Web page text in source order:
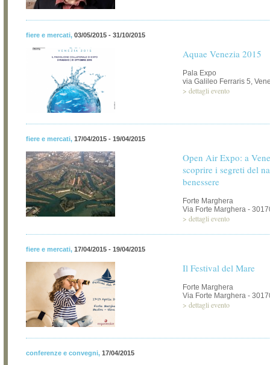
fiere e mercati, 03/05/2015 - 31/10/2015
Aquae Venezia 2015
Pala Expo
via Galileo Ferraris 5,
> dettagli evento
fiere e mercati, 17/04/2015 - 19/04/2015
Open Air Expo: a
scoprire i segreti del
benessere
Forte Marghera
Via Forte Marghera -
> dettagli evento
fiere e mercati, 17/04/2015 - 19/04/2015
Il Festival del Mare
Forte Marghera
Via Forte Marghera -
> dettagli evento
conferenze e convegni, 17/04/2015